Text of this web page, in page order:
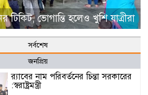
টিকিট, ভোগান্তি হলেও খুশি যাত্রীরা
সর্বশেষ
জনপ্রিয়
র‌্যাবের নাম পরিবর্তনের চিন্তা সরকারের
:স্বরাষ্ট্রমন্ত্রী